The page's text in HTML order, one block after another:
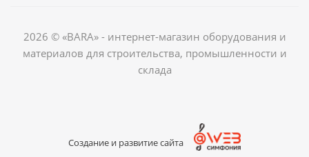
2026 © «BARA» - интернет-магазин оборудования и
материалов для строительства, промышленности и
склада
Создание и развитие сайта